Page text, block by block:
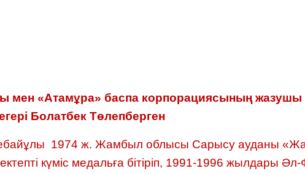
мен «Атамұра» баспа корпорациясының
Болатбек Төлепберген
1974 ж. Жамбыл облысы Сарысу ауданы
күміс медальға бітіріп, 1991-1996 жылдары